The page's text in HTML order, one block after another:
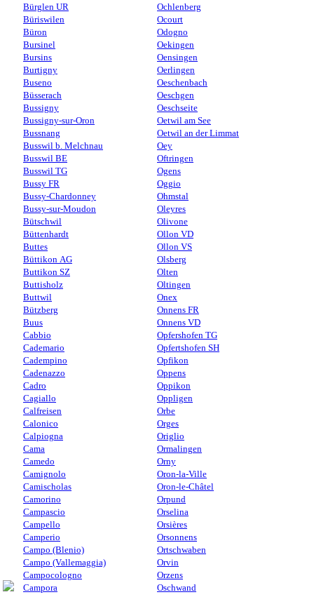
Bürglen UR
Büriswilen
Büron
Bursinel
Bursins
Burtigny
Buseno
Büsserach
Bussigny
Bussigny-sur-Oron
Bussnang
Busswil b. Melchnau
Busswil BE
Busswil TG
Bussy FR
Bussy-Chardonney
Bussy-sur-Moudon
Bütschwil
Büttenhardt
Buttes
Büttikon AG
Buttikon SZ
Buttisholz
Buttwil
Bützberg
Buus
Cabbio
Cademario
Cadempino
Cadenazzo
Cadro
Cagiallo
Calfreisen
Calonico
Calpiogna
Cama
Camedo
Camignolo
Camischolas
Camorino
Campascio
Campello
Camperio
Campo (Blenio)
Campo (Vallemaggia)
Campocologno
Campora
Ochlenberg
Ocourt
Odogno
Oekingen
Oensingen
Oerlingen
Oeschenbach
Oeschgen
Oeschseite
Oetwil am See
Oetwil an der Limmat
Oey
Oftringen
Ogens
Oggio
Ohmstal
Oleyres
Olivone
Ollon VD
Ollon VS
Olsberg
Olten
Oltingen
Onex
Onnens FR
Onnens VD
Opfershofen TG
Opfertshofen SH
Opfikon
Oppens
Oppikon
Oppligen
Orbe
Orges
Origlio
Ormalingen
Orny
Oron-la-Ville
Oron-le-Châtel
Orpund
Orselina
Orsières
Orsonnens
Ortschwaben
Orvin
Orzens
Oschwand